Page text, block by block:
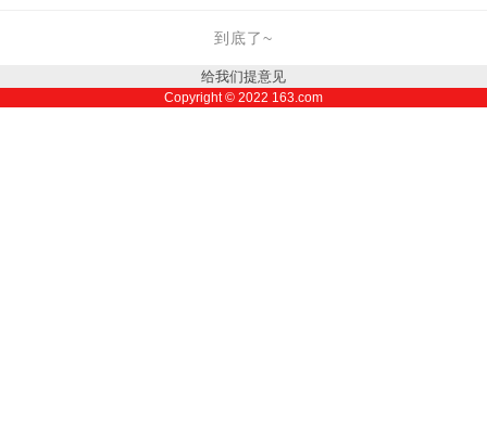
到底了~
给我们提意见
Copyright © 2022 163.com